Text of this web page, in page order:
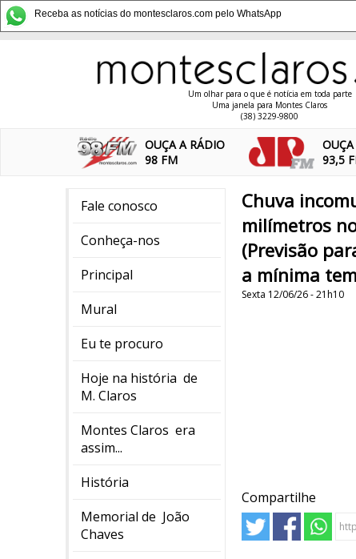
Receba as notícias do montesclaros.com pelo WhatsApp
Um olhar para o que é notícia em toda parte
Uma janela para Montes Claros
(38) 3229-9800
OUÇA A RÁDIO
98 FM
93,5
Fale conosco
Conheça-nos
Principal
Mural
Eu te procuro
Hoje na história de
M. Claros
Montes Claros era
assim...
História
Memorial de João
Chaves
Chuva
milímetros
(Previsão
a mínima
Sexta 12/06/26 - 21h10
Compartilhe